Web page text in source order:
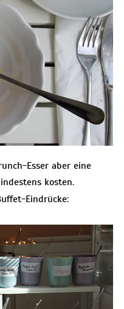
Esser aber eine
kosten.
Eindrücke: